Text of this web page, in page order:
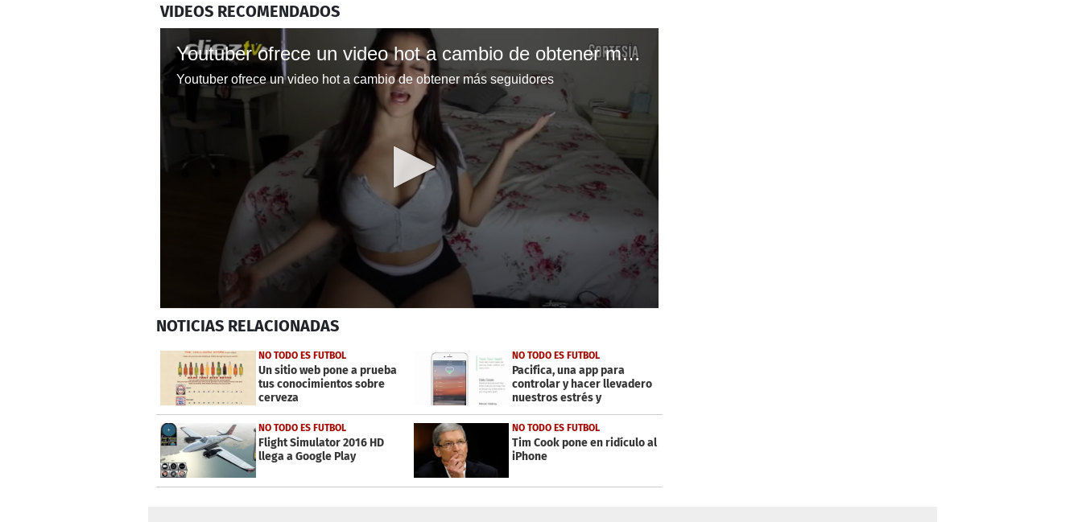
VIDEOS RECOMENDADOS
Youtuber ofrece un video hot a cambio de obtener más seguidores
Youtuber ofrece un video hot a cambio de obtener más seguidores
seconds
2
minutes,
Volume
0%
NOTICIAS RELACIONADAS
NO TODO ES FUTBOL
Un sitio web pone a prueba
tus conocimientos sobre
cerveza
NO TODO ES FUTBOL
Pacifica, una app para
controlar y hacer llevadero
nuestros estrés y
ansiedades
NO TODO ES FUTBOL
Flight Simulator 2016 HD
llega a Google Play
NO TODO ES FUTBOL
Tim Cook pone en ridículo al
iPhone